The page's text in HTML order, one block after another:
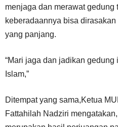
menjaga dan merawat gedung
keberadaannya bisa
yang panjang.
“Mari jaga dan jadikan
Islam,”
Ditempat yang sama,Ketua
Fattahilah Nadziri